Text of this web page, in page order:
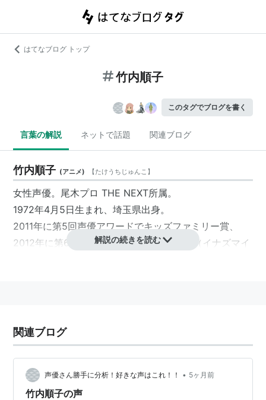
はてなブログ トップ
竹内順子
このタグでブログを書く
言葉の解説 ネットで話題 関連ブログ
竹内順子 (アニメ) 【たけうちじゅんこ 】
女性声優。 尾木プロ THE NEXT所属。
1972年4月5日生まれ、埼玉県出身。
2011年に第5回声優アワードでキッズファミリー賞、
2012年に第6回声優アワードでシナジー賞（イナズマイ
夢のクレヨン王国（ストンストン）
発明BOYカニパン/超発明BOYカニパン （カニパン）
HUNTER×HUNTER（ゴン＝フリークス）
デジモンアドベンチャー（ゴマモン）
解説の続きを読む
関連ブログ
声優さん勝手に分析！好きな声はこれ！！ • 5ヶ月前
竹内順子の声